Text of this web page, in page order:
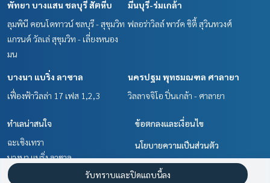
พัทยา บางแสน ชลบุรี สัตหีบ
ลุมพินี คอนโดทาวน์ ชลบุรี - สุขุมวิท
แกรนด์ วัลเล่ สุขุมวิท - เลี่ยงหนอง
มน
มีนบุรี-ร่มเกล้า
ฟลอร่าวิลล์ พาร์ค ซิตี้ สุวินทวงศ์
บางนา แบริ่ง ลาซาล
เฟื่องฟ้าวิลล่า 17 เฟส 1,2,3
นครปฐม พุทธมณฑล ศาลายา
วิลลาจจิโอ ปิ่นเกล้า - ศาลายา
ทำเลน่าสนใจ
ฉะเชิงเทรา
บางนา แบริ่ง ลาซาล
พัทยา บางแสน ชลบุรี สัตหีบ
ข้อตกลงและเงื่อนไข
นโยบายความเป็นส่วนตัว
เกี่ยวกับเรา
รับทราบและปิดแถบนี้ลง